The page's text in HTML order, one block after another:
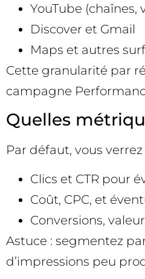
YouTube (chaînes,
Discover et Gmail
Maps et autres
Cette granularité par
campagne
Quelles
Par défaut, vous
Clics et CTR pour
Coût, CPC, et
Conversions,
Astuce : segmentez
d’impressions peu